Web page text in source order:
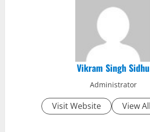
Vikram Singh Sidhu
Administrator
Visit Website View